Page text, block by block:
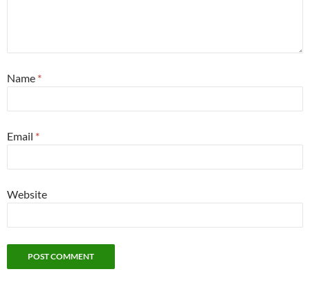
Name *
Email *
Website